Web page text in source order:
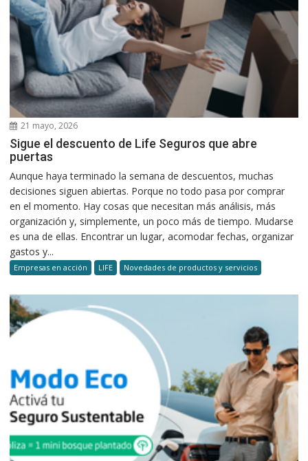
21 mayo, 2026
Sigue el descuento de Life Seguros que abre
puertas
Aunque haya terminado la semana de descuentos, muchas
decisiones siguen abiertas. Porque no todo pasa por comprar
en el momento. Hay cosas que necesitan más análisis, más
organización y, simplemente, un poco más de tiempo. Mudarse
es una de ellas. Encontrar un lugar, acomodar fechas, organizar
gastos y...
Empresas en acción LIFE Novedades de productos y servicios